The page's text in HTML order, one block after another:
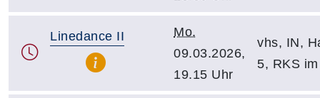
Linedance II
Mo.
09.03.2026,
19.15 Uhr
vhs, IN,
5, RKS